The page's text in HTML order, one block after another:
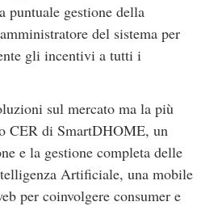
puntuale gestione della
del sistema per
gli incentivi a tutti i
sul mercato ma la più
CER di SmartDHOME, un
e la gestione completa delle
Artificiale, una mobile
per coinvolgere consumer e